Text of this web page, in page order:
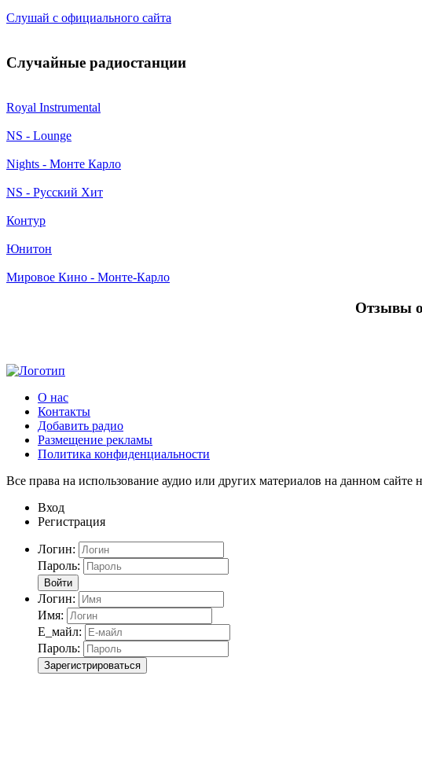
Слушай с официального сайта
Случайные радиостанции
Royal Instrumental
NS - Lounge
Nights - Монте Карло
NS - Русский Хит
Контур
Юнитон
Мировое Кино - Монте-Карло
Отзывы
О нас
Контакты
Добавить радио
Размещение рекламы
Политика конфиденциальности
Все права на использование аудио или других материалов на данном сайте
Вход
Регистрация
Логин:
Пароль:
Войти
Логин:
Имя:
Е_майл:
Пароль:
Зарегистрироваться